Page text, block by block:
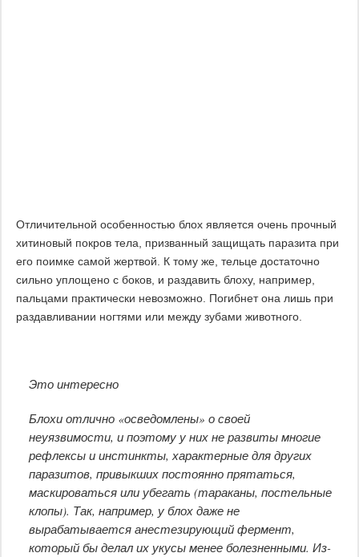
Отличительной особенностью блох является очень прочный
хитиновый покров тела, призванный защищать паразита при
его поимке самой жертвой. К тому же, тельце достаточно
сильно уплощено с боков, и раздавить блоху, например,
пальцами практически невозможно. Погибнет она лишь при
раздавливании ногтями или между зубами животного.
Это интересно
Блохи отлично «осведомлены» о своей
неуязвимости, и поэтому у них не развиты многие
рефлексы и инстинкты, характерные для других
паразитов, привыкших постоянно прятаться,
маскироваться или убегать (тараканы, постельные
клопы). Так, например, у блох даже не
вырабатывается анестезирующий фермент,
который бы делал их укусы менее болезненными. Из-